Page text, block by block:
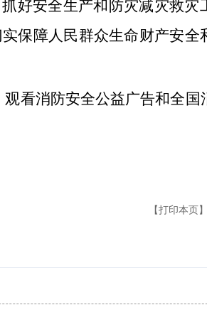
好安全生产和防灾减灾救灾
保障人民群众生命财产安全
看消防安全公益广告和全国
【打印本页】